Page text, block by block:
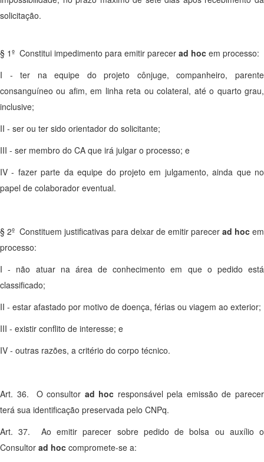
solicitação.
§ 1º Constitui impedimento para emitir parecer ad hoc em processo:
I - ter na equipe do projeto cônjuge, companheiro, parente
consanguíneo ou afim, em linha reta ou colateral, até o quarto grau,
inclusive;
II - ser ou ter sido orientador do solicitante;
III - ser membro do CA que irá julgar o processo; e
IV - fazer parte da equipe do projeto em julgamento, ainda que no
papel de colaborador eventual.
§ 2º Constituem justificativas para deixar de emitir parecer ad hoc em
processo:
I - não atuar na área de conhecimento em que o pedido está
classificado;
II - estar afastado por motivo de doença, férias ou viagem ao exterior;
III - existir conflito de interesse; e
IV - outras razões, a critério do corpo técnico.
Art. 36. O consultor ad hoc responsável pela emissão de parecer
terá sua identificação preservada pelo CNPq.
Art. 37. Ao emitir parecer sobre pedido de bolsa ou auxílio o
Consultor ad hoc compromete-se a: